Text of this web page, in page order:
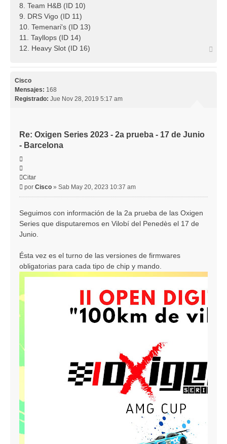
8. Team H&B (ID 10)
9. DRS Vigo (ID 11)
10. Temenari's (ID 13)
11. Tayllops (ID 14)
12. Heavy Slot (ID 16)
Cisco
Mensajes: 168
Registrado: Jue Nov 28, 2019 5:17 am
Re: Oxigen Series 2023 - 2a prueba - 17 de Junio
- Barcelona
Citar
Mensaje
por Cisco » Sab May 20, 2023 10:37 am
Seguimos con información de la 2a prueba de las Oxigen
Series que disputaremos en Vilobí del Penedès el 17 de
Junio.
Ésta vez es el turno de las versiones de firmwares
obligatorias para cada tipo de chip y mando.